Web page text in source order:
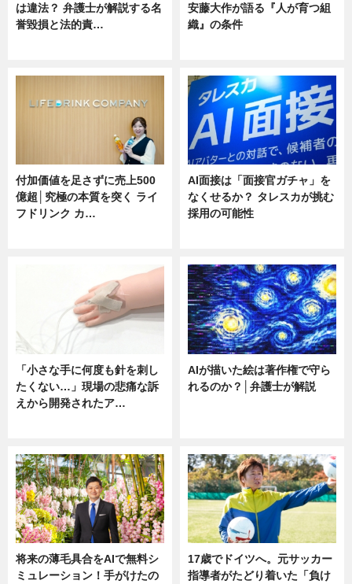
は違法？ 弁護士が解説する名
誉毀損と法的責…
安藤大作が語る『人が育つ組
織』の条件
付加価値を足さずに売上500
億超│究極の本質を突く ライ
フドリンク カ…
AI面接は「面接官ガチャ」を
なくせるか？ タレスカが挑む
採用の可能性
「小さな手に何度も針を刺し
たくない…」現場の悲痛な訴
えから開発されたア…
AIが描いた絵は著作権で守ら
れるのか？│弁護士が解説
将来の薄毛具合をAIで無料シ
ミュレーション！手がけたの
17歳でドイツへ。元サッカー
指導者がたどり着いた「負け